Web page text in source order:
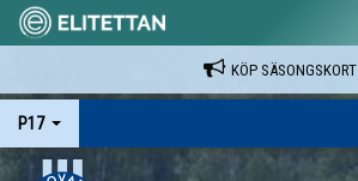
KÖP SÄSONGSKORT
P17